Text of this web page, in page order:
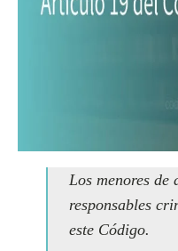
Los menores de
responsables
este Código.